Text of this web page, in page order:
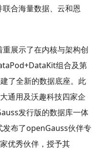
合海量数据、云和恩
展示了在内核与架构创
组合及第
了全新的数据底座。此
通用及沃趣科技四家企
发行版的数据库一体
布了openGauss伙伴专
优秀伙伴，授予其